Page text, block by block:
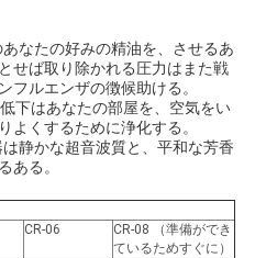
なたの好みの精油を、させるあ
せば取り除かれる圧力はまた戦
フルエンザの徴候助ける。
下はあなたの部屋を、空気をい
よくするために浄化する。
静かな超音波質と、平和な芳香
ある。
CR-06
CR-08 （準備ができ
ているためすぐに）